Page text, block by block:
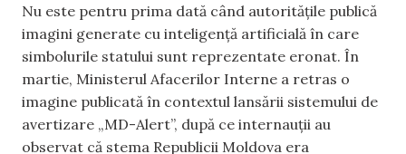
Nu este pentru prima dată când autoritățile publică
imagini generate cu inteligență artificială în care
simbolurile statului sunt reprezentate eronat. În
martie, Ministerul Afacerilor Interne a retras o
imagine publicată în contextul lansării sistemului de
avertizare „MD-Alert”, după ce internauții au
observat că stema Republicii Moldova era